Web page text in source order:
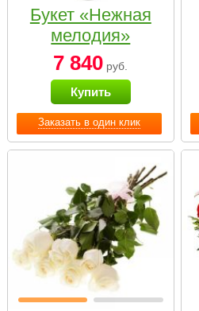
Заказать в один клик
Букет «Нежная
мелодия»
7 840 руб.
Купить